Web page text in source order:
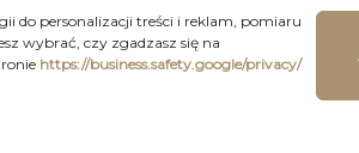
do personalizacji treści i reklam, pomiaru
wybrać, czy zgadzasz się na
https://business.safety.google/privacy/